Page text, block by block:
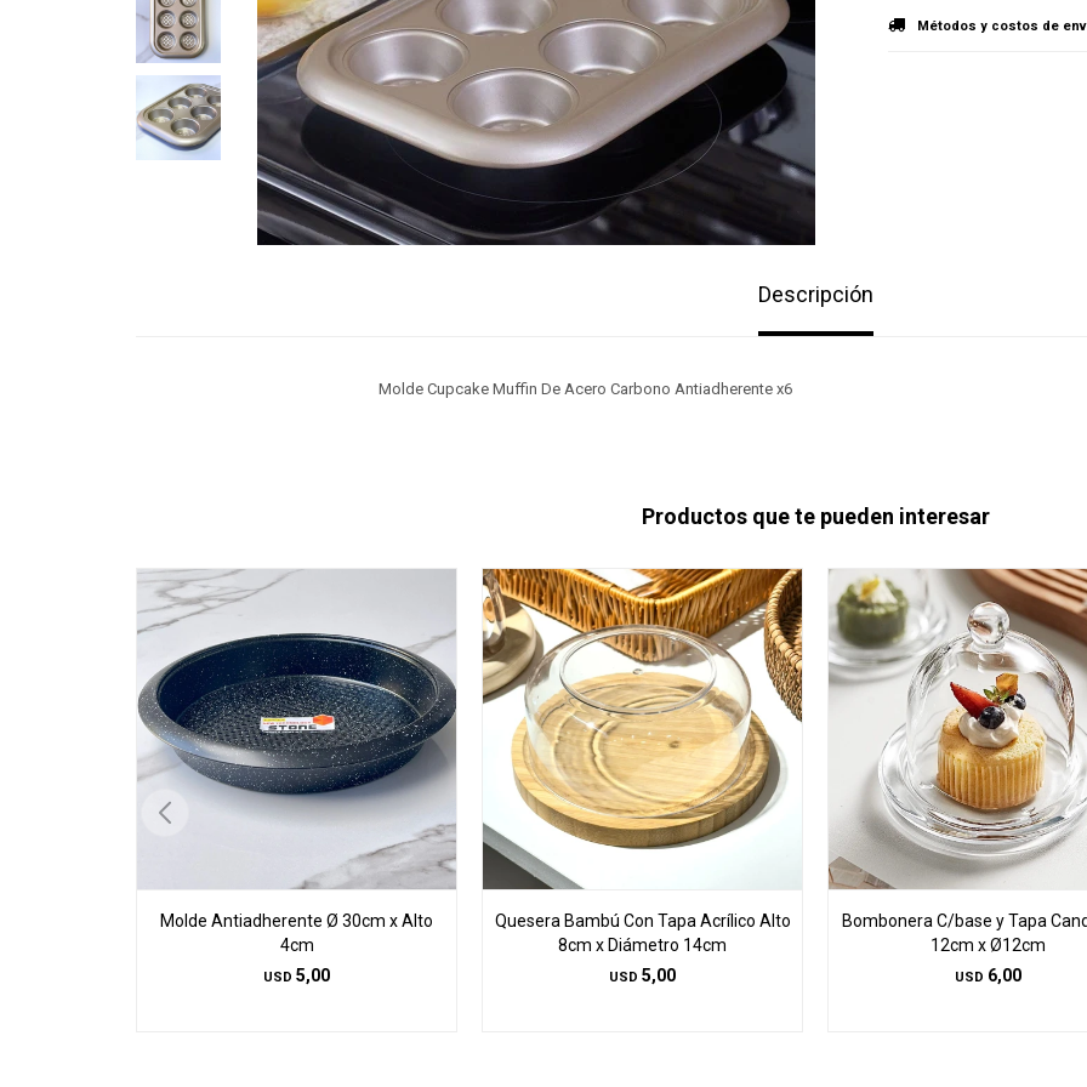
Métodos y costos de
Descripción
Molde Cupcake Muffin De Acero Carbono Antiadherente x6
Productos que te pueden interesar
Molde Antiadherente Ø 30cm x Alto
4cm
USD 5,00
Quesera Bambú Con Tapa Acrílico Alto
8cm x Diámetro 14cm
USD 5,00
Bombonera C/base y Tapa
12cm x Ø12cm
USD 6,00